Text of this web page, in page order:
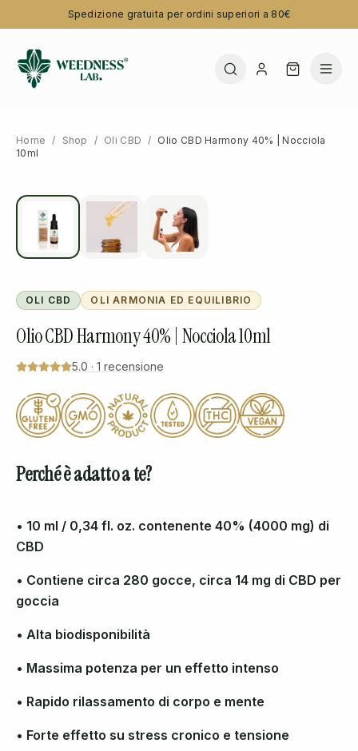
Spedizione gratuita per ordini superiori a 80€
Home / Shop / Oli CBD / Olio CBD Harmony 40% | Nocciola
10ml
OLI CBD OLI ARMONIA ED EQUILIBRIO
Olio CBD Harmony 40% | Nocciola 10ml
5.0 · 1 recensione
Perché è adatto a te?
• 10 ml / 0,34 fl. oz. contenente 40% (4000 mg) di
CBD
• Contiene circa 280 gocce, circa 14 mg di CBD per
goccia
• Alta biodisponibilità
• Massima potenza per un effetto intenso
• Rapido rilassamento di corpo e mente
• Forte effetto su stress cronico e tensione